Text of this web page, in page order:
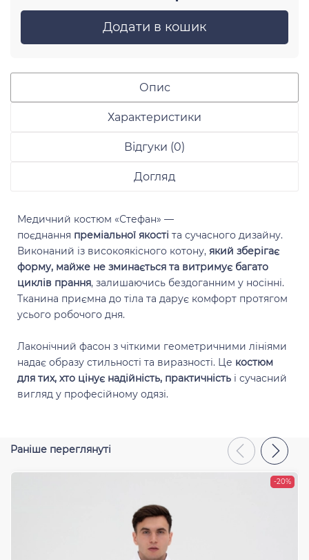
Додати в кошик
Опис
Характеристики
Відгуки (0)
Догляд
Медичний костюм «Стефан» —
поєднання преміальної якості та сучасного дизайну.
Виконаний із високоякісного котону, який зберігає
форму, майже не зминається та витримує багато
циклів прання, залишаючись бездоганним у носінні.
Тканина приємна до тіла та дарує комфорт протягом
усього робочого дня.
Лаконічний фасон з чіткими геометричними лініями
надає образу стильності та виразності. Це костюм
для тих, хто цінує надійність, практичність і сучасний
вигляд у професійному одязі.
Раніше переглянуті
-20%
Відправити